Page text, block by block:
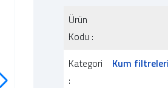
Ürün
Kodu :
Kategori
:
Kum filtreleri